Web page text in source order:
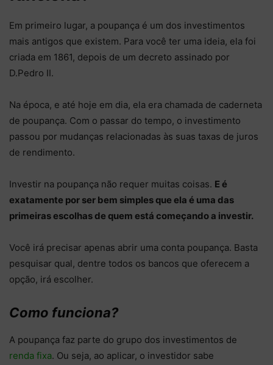
Em primeiro lugar, a poupança é um dos investimentos
mais antigos que existem. Para você ter uma ideia, ela foi
criada em 1861, depois de um decreto assinado por
D.Pedro II.
Na época, e até hoje em dia, ela era chamada de caderneta
de poupança. Com o passar do tempo, o investimento
passou por mudanças relacionadas às suas taxas de juros
de rendimento.
Investir na poupança não requer muitas coisas. E é
exatamente por ser bem simples que ela é uma das
primeiras escolhas de quem está começando a investir.
Você irá precisar apenas abrir uma conta poupança. Basta
pesquisar qual, dentre todos os bancos que oferecem a
opção, irá escolher.
Como funciona?
A poupança faz parte do grupo dos investimentos de
renda fixa. Ou seja, ao aplicar, o investidor sabe